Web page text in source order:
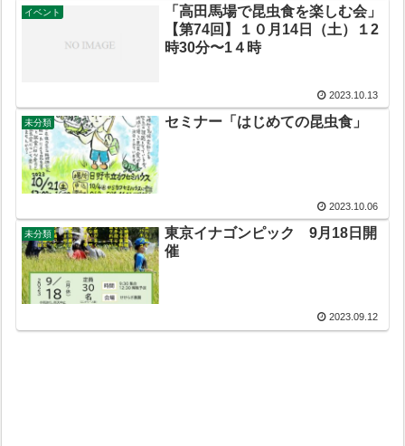
イベント
「高田馬場で昆虫食を楽しむ会」
【第74回】１０月14日（土）１2
時30分〜1４時
2023.10.13
未分類 セミナー「はじめての昆虫食」
2023.10.06
未分類
東京イナゴンピック 9月18日開
催
2023.09.12